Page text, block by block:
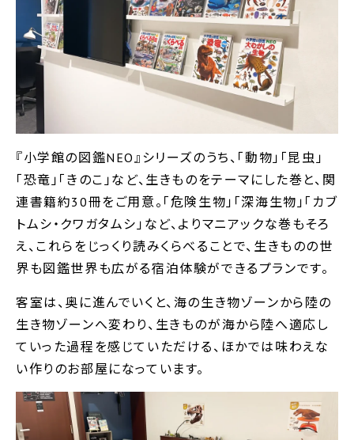
『小学館の図鑑NEO』シリーズのうち、「動物」「昆虫」
「恐竜」「きのこ」など、生きものをテーマにした巻と、関
連書籍約30冊をご用意。「危険生物」「深海生物」「カブ
トムシ・クワガタムシ」など、よりマニアックな巻もそろ
え、これらをじっくり読みくらべることで、生きものの世
界も図鑑世界も広がる宿泊体験ができるプランです。
客室は、奥に進んでいくと、海の生き物ゾーンから陸の
生き物ゾーンへ変わり、生きものが海から陸へ適応し
ていった過程を感じていただける、ほかでは味わえな
い作りのお部屋になっています。